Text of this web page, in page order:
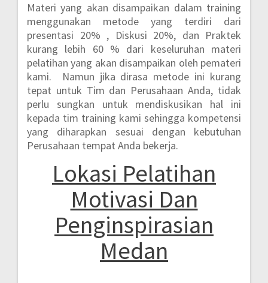
Materi yang akan disampaikan dalam training
menggunakan metode yang terdiri dari
presentasi 20% , Diskusi 20%, dan Praktek
kurang lebih 60 % dari keseluruhan materi
pelatihan yang akan disampaikan oleh pemateri
kami. Namun jika dirasa metode ini kurang
tepat untuk Tim dan Perusahaan Anda, tidak
perlu sungkan untuk mendiskusikan hal ini
kepada tim training kami sehingga kompetensi
yang diharapkan sesuai dengan kebutuhan
Perusahaan tempat Anda bekerja.
Lokasi Pelatihan
Motivasi Dan
Penginspirasian
Medan